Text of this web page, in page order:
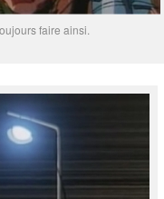
faire ainsi.